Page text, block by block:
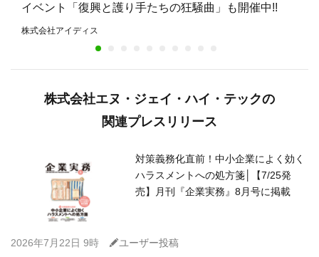
イベント「復興と護り手たちの狂騒曲」も開催中!!
株式会社アイディス
株式会社エヌ・ジェイ・ハイ・テックの
関連プレスリリース
対策義務化直前！中小企業によく効く
ハラスメントへの処方箋│【7/25発
売】月刊『企業実務』8月号に掲載
2026年7月22日 9時 Cユーザー投稿